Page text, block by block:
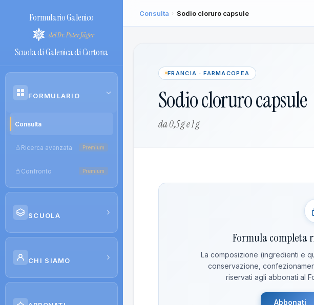
Formulario Galenico
del Dr. Peter Jäger
Scuola di Galenica di Cortona
FORMULARIO ›
Consulta
Ricerca avanzata Premium
Confronto Premium
SCUOLA ›
Corsi
CHI SIAMO ›
Consulta › Sodio cloruro capsule
FRANCIA · FARMACOPEA
Sodio cloruro capsule
da 0,5 g e 1 g
Formula completa
La composizione (ingredienti e
conservazione,
riservati agli abbonati al
Abbonati